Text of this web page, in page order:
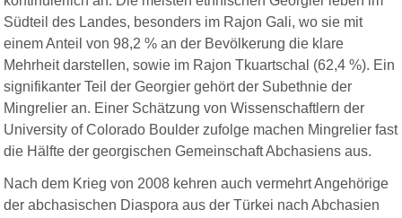
Südteil des Landes, besonders im Rajon Gali, wo sie mit
einem Anteil von 98,2 % an der Bevölkerung die klare
Mehrheit darstellen, sowie im Rajon Tkuartschal (62,4 %). Ein
signifikanter Teil der Georgier gehört der Subethnie der
Mingrelier an. Einer Schätzung von Wissenschaftlern der
University of Colorado Boulder zufolge machen Mingrelier fast
die Hälfte der georgischen Gemeinschaft Abchasiens aus.
Nach dem Krieg von 2008 kehren auch vermehrt Angehörige
der abchasischen Diaspora aus der Türkei nach Abchasien